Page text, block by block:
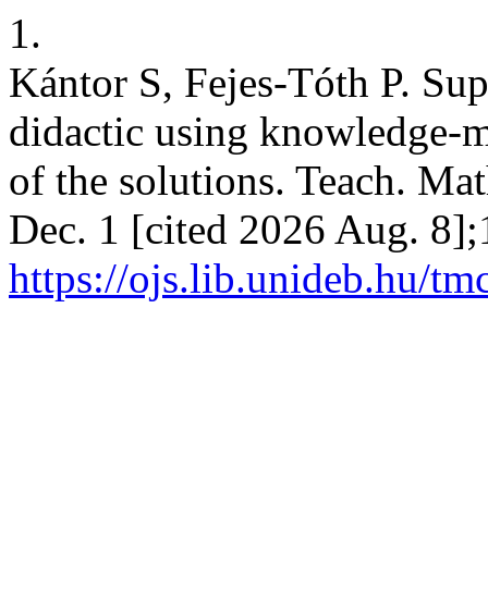
1.
Kántor S, Fejes-Tóth P.
didactic using knowledge-
of the solutions. Teach.
Dec. 1 [cited 2026 Aug.
https://ojs.lib.unideb.hu/